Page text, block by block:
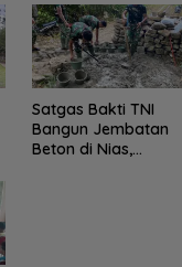
Sukses Ekspor
Rajungan Ke Pasar
Global
Satgas Bakti TNI
Bangun Jembatan
Beton di Nias,